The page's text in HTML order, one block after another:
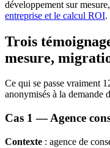
développement sur
entreprise et le calcul ROI.
Trois
mesure,
Ce qui se passe vraiment
anonymisés à la demande
Cas 1 — Agence
Contexte : agence de